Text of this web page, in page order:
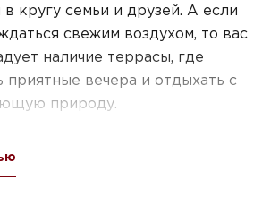
кругу семьи и друзей. А если
свежим воздухом, то вас
наличие террасы, где
вечера и отдыхать с
природу.
террасами площадью 28,54